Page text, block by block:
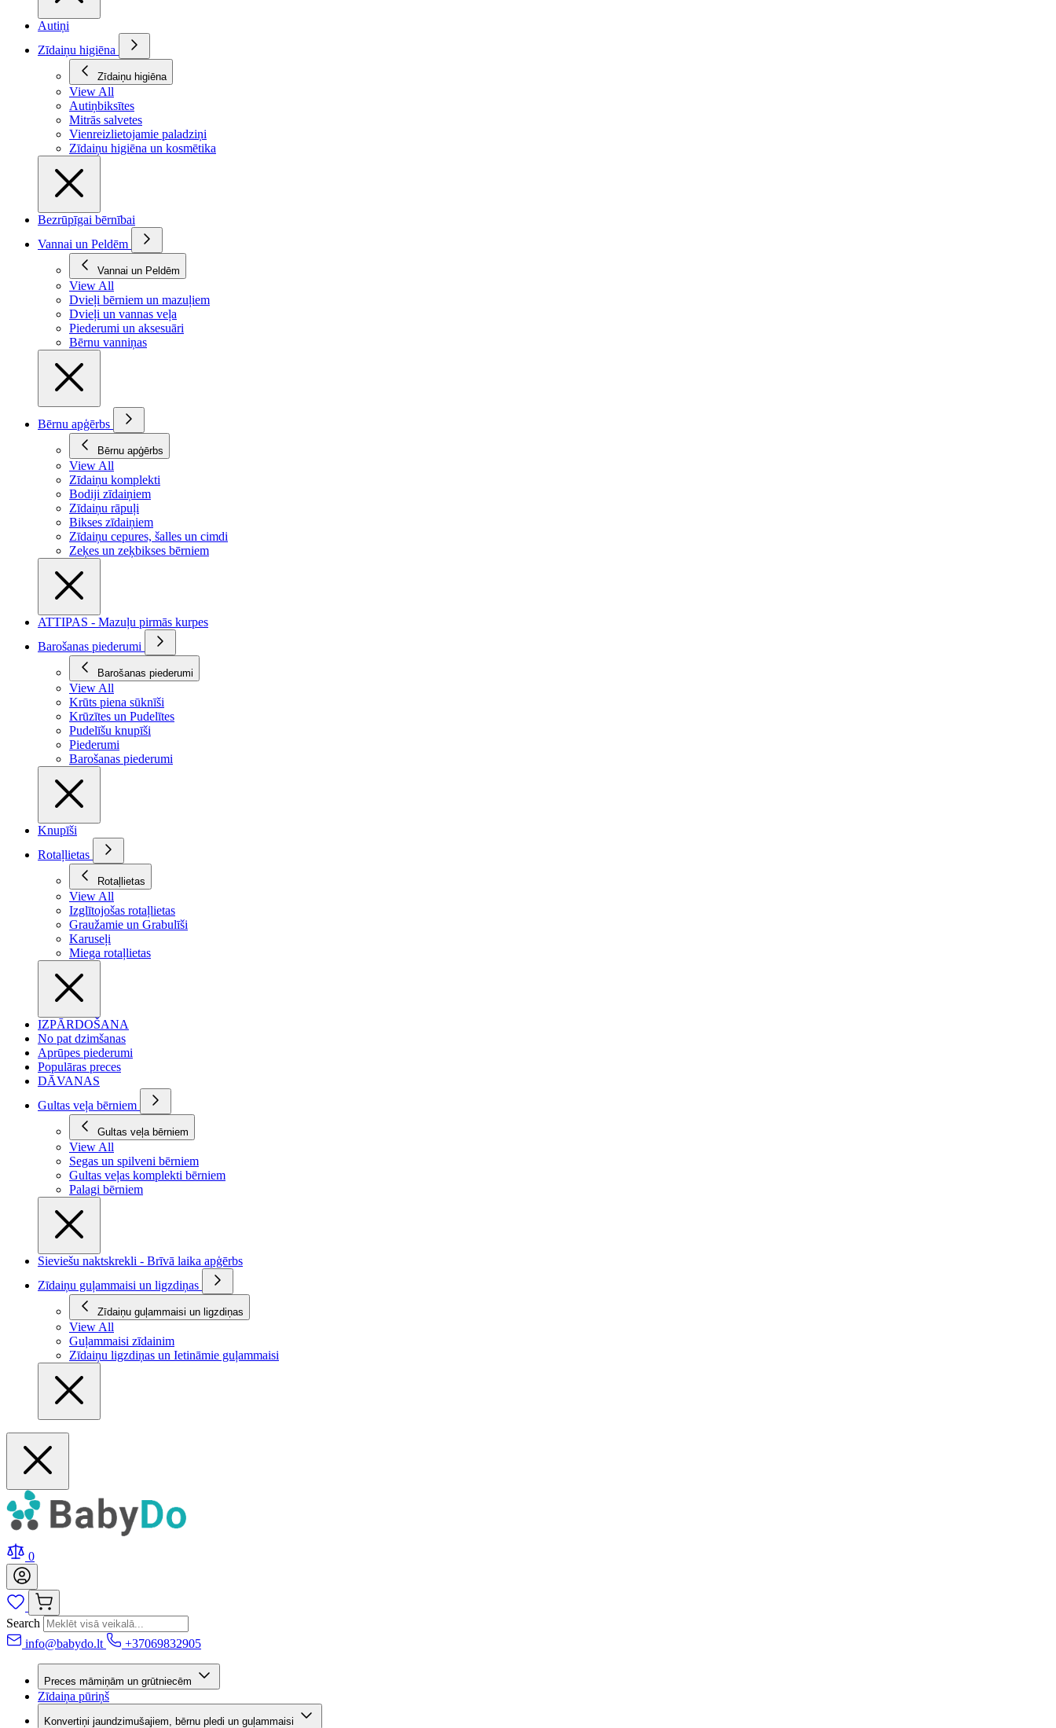
Autiņi
Zīdaiņu higiēna
Zīdaiņu higiēna
View All
Autiņbiksītes
Mitrās salvetes
Vienreizlietojamie paladziņi
Zīdaiņu higiēna un kosmētika
Bezrūpīgai bērnībai
Vannai un Peldēm
Vannai un Peldēm
View All
Dvieļi bērniem un mazuļiem
Dvieļi un vannas veļa
Piederumi un aksesuāri
Bērnu vanniņas
Bērnu apģērbs
Bērnu apģērbs
View All
Zīdaiņu komplekti
Bodiji zīdaiņiem
Zīdaiņu rāpuļi
Bikses zīdaiņiem
Zīdaiņu cepures, šalles un cimdi
Zeķes un zeķbikses bērniem
ATTIPAS - Mazuļu pirmās kurpes
Barošanas piederumi
Barošanas piederumi
View All
Krūts piena sūknīši
Krūzītes un Pudelītes
Pudelīšu knupīši
Piederumi
Barošanas piederumi
Knupīši
Rotaļlietas
Rotaļlietas
View All
Izglītojošas rotaļlietas
Graužamie un Grabulīši
Karuseļi
Miega rotaļlietas
IZPĀRDOŠANA
No pat dzimšanas
Aprūpes piederumi
Populāras preces
DĀVANAS
Gultas veļa bērniem
Gultas veļa bērniem
View All
Segas un spilveni bērniem
Gultas veļas komplekti bērniem
Palagi bērniem
Sieviešu naktskrekli - Brīvā laika apģērbs
Zīdaiņu guļammaisi un ligzdiņas
Zīdaiņu guļammaisi un ligzdiņas
View All
Guļammaisi zīdainim
Zīdaiņu ligzdiņas un Ietināmie guļammaisi
0
Search
info@babydo.lt
+37069832905
Preces māmiņām un grūtniecēm
Zīdaiņa pūriņš
Konvertiņi jaundzimušajiem, bērnu pledi un guļammaisi